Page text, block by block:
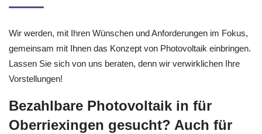
Wir werden, mit Ihren Wünschen und Anforderungen im Fokus,
gemeinsam mit Ihnen das Konzept von Photovoltaik einbringen.
Lassen Sie sich von uns beraten, denn wir verwirklichen Ihre
Vorstellungen!
Bezahlbare Photovoltaik in für
Oberriexingen gesucht? Auch für